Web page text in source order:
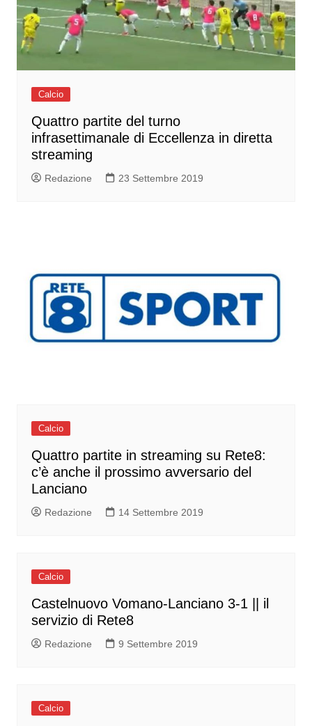
Calcio
Quattro partite del turno
infrasettimanale di Eccellenza in diretta
streaming
Redazione 23 Settembre 2019
Calcio
Quattro partite in streaming su Rete8:
c’è anche il prossimo avversario del
Lanciano
Redazione 14 Settembre 2019
Calcio
Castelnuovo Vomano-Lanciano 3-1 || il
servizio di Rete8
Redazione 9 Settembre 2019
Calcio